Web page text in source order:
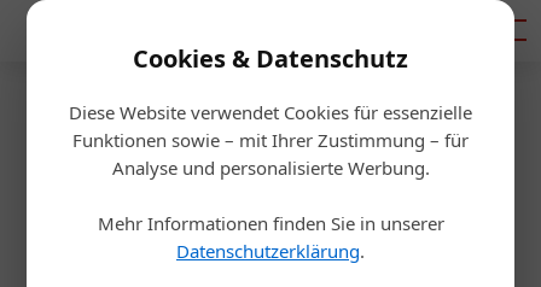
Cookies & Datenschutz
Diese Website verwendet Cookies für essenzielle
Funktionen sowie – mit Ihrer Zustimmung – für
Analyse und personalisierte Werbung.
Mehr Informationen finden Sie in unserer
Datenschutzerklärung.
Startseite/Gastro & Hotel
Tourismus
Jetzt gibt’s Geld für
Kinderbetreuungskonzepte